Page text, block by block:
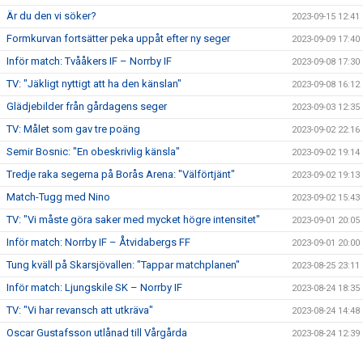
Är du den vi söker? 2023-09-15 12:41
Formkurvan fortsätter peka uppåt efter ny seger 2023-09-09 17:40
Inför match: Tvååkers IF – Norrby IF 2023-09-08 17:30
TV: "Jäkligt nyttigt att ha den känslan" 2023-09-08 16:12
Glädjebilder från gårdagens seger 2023-09-03 12:35
TV: Målet som gav tre poäng 2023-09-02 22:16
Semir Bosnic: "En obeskrivlig känsla" 2023-09-02 19:14
Tredje raka segerna på Borås Arena: "Välförtjänt" 2023-09-02 19:13
Match-Tugg med Nino 2023-09-02 15:43
TV: "Vi måste göra saker med mycket högre intensitet" 2023-09-01 20:05
Inför match: Norrby IF – Åtvidabergs FF 2023-09-01 20:00
Tung kväll på Skarsjövallen: "Tappar matchplanen" 2023-08-25 23:11
Inför match: Ljungskile SK – Norrby IF 2023-08-24 18:35
TV: "Vi har revansch att utkräva" 2023-08-24 14:48
Oscar Gustafsson utlånad till Vårgårda 2023-08-24 12:39